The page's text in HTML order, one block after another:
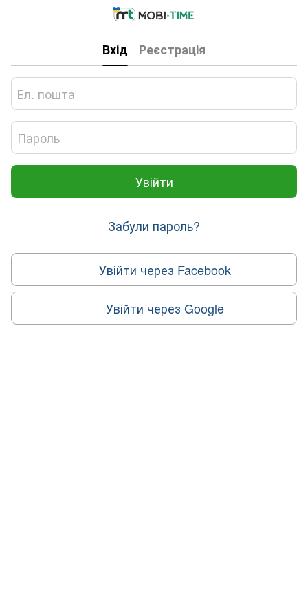
Вхід Реєстрація
Увійти
Забули пароль?
Увійти через Facebook
Увійти через Google